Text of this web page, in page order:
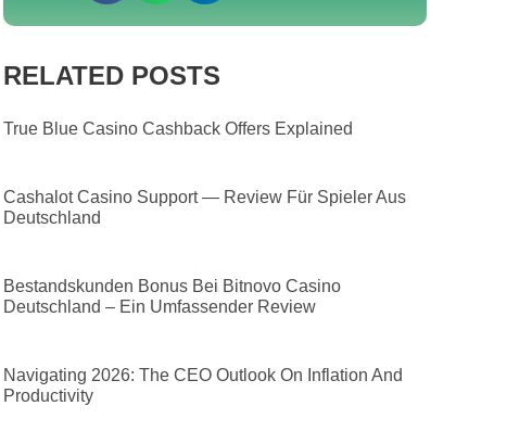
RELATED POSTS
True Blue Casino Cashback Offers Explained
Cashalot Casino Support — Review Für Spieler Aus
Deutschland
Bestandskunden Bonus Bei Bitnovo Casino
Deutschland – Ein Umfassender Review
Navigating 2026: The CEO Outlook On Inflation And
Productivity